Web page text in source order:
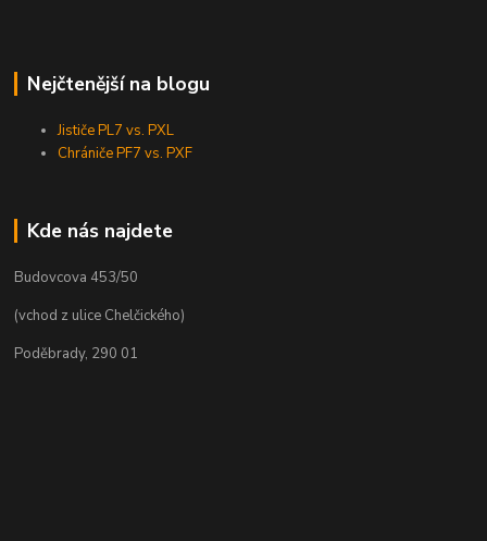
Nejčtenější na blogu
Jističe PL7 vs. PXL
Chrániče PF7 vs. PXF
Kde nás najdete
Budovcova 453/50
(vchod z ulice Chelčického)
Poděbrady, 290 01